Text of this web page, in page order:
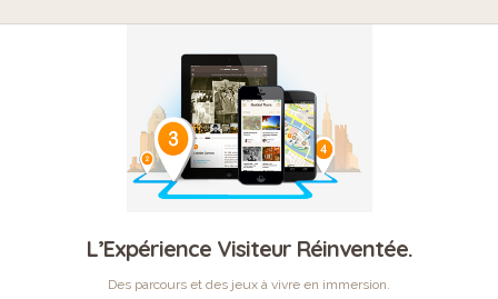
L’Expérience Visiteur Réinventée.
Des parcours et des jeux à vivre en immersion.